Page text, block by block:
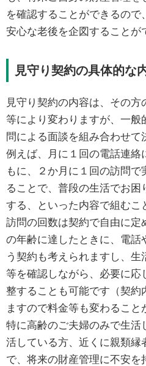
を確認することができるので
安心な老後を企図することが
見守り契約の具体的な
見守り契約の内容は、その
等により変わりますが、一般
問による面談を組み合わせて
例えば、月に１回の電話連絡
もに、２か月に１回の訪問
ることで、普段の生活でお
する、といった内容で組むこ
訪問の回数は契約で自由に定
の年齢に達したときに、電話
う契約も考えられますし、
等を確認しながら、必要に応
整することも可能です（契約
ますので料金等も変わること
特に高齢のご夫婦のみで生活
活している方、近くに親類縁
で、将来の財産管理に不安を